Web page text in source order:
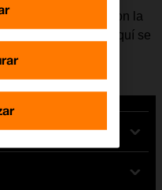
las apps con la
o manual. Aquí se
app